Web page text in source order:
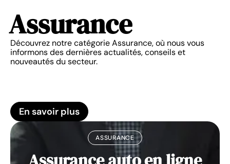
Assurance
Découvrez notre catégorie Assurance, où nous vous
informons des dernières actualités, conseils et
nouveautés du secteur.
En savoir plus
ASSURANCE